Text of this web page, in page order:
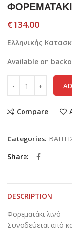
ΦΟΡΕΜΑΤΑΚΙ
€134.00
Ελληνικής
Available on
Compare
Categories:
Share
DESCRIPTION
Φορεματάκι λινό
Συνοδεύεται από